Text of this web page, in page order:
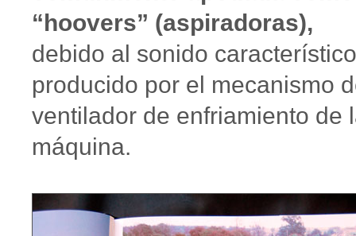
“hoovers” (aspiradoras),
debido al sonido característico
producido por el mecanismo
ventilador de enfriamiento de
máquina.